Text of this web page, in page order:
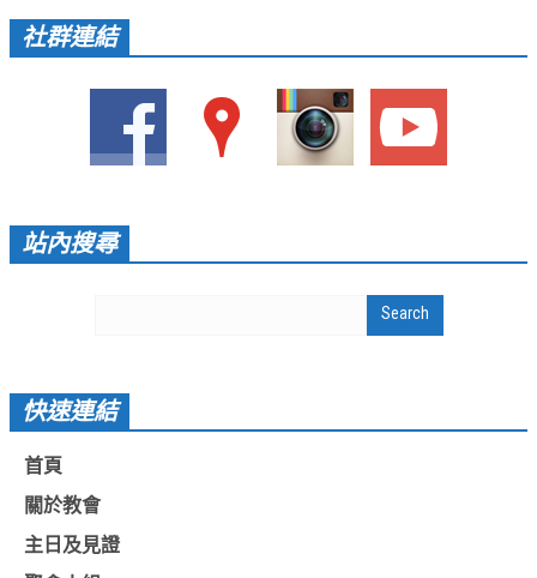
讚美之泉 YOUTUBE 頻道
聖經 和合本
每日研經釋義
蒲公英希望基金會
豐盛國際事工 – AIM
社群連結
站內搜尋
快速連結
首頁
關於教會
主日及見證